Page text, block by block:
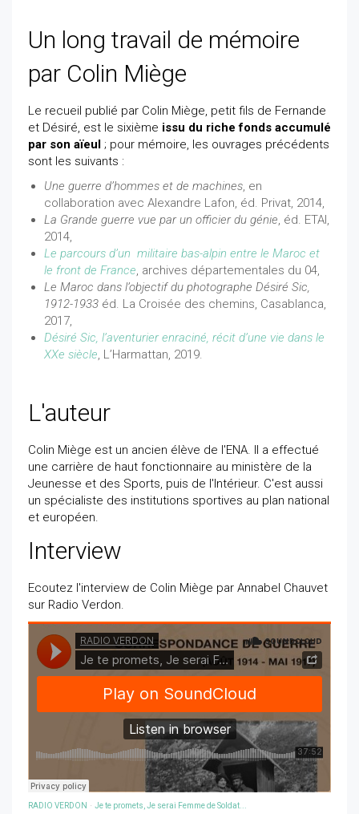
Un long travail de mémoire
par Colin Miège
Le recueil publié par Colin Miège, petit fils de Fernande
et Désiré, est le sixième issu du riche fonds accumulé
par son aïeul ; pour mémoire, les ouvrages précédents
sont les suivants :
Une guerre d’hommes et de machines, en
collaboration avec Alexandre Lafon, éd. Privat, 2014,
La Grande guerre vue par un officier du génie, éd. ETAI,
2014,
Le parcours d’un militaire bas-alpin entre le Maroc et
le front de France, archives départementales du 04,
Le Maroc dans l’objectif du photographe Désiré Sic,
1912-1933 éd. La Croisée des chemins, Casablanca,
2017,
Désiré Sic, l’aventurier enraciné, récit d’une vie dans le
XXe siècle, L’Harmattan, 2019.
L'auteur
Colin Miège est un ancien élève de l'ENA. Il a effectué
une carrière de haut fonctionnaire au ministère de la
Jeunesse et des Sports, puis de l'Intérieur. C'est aussi
un spécialiste des institutions sportives au plan national
et européen.
Interview
Ecoutez l'interview de Colin Miège par Annabel Chauvet
sur Radio Verdon.
RADIO VERDON · Je te promets, Je serai Femme de Soldat...